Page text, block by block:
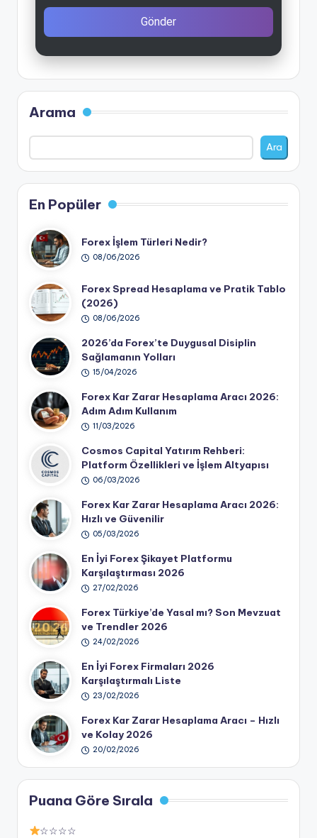
Gönder
Arama
Ara
En Popüler
Forex İşlem Türleri Nedir?
08/06/2026
Forex Spread Hesaplama ve Pratik Tablo
(2026)
08/06/2026
2026’da Forex’te Duygusal Disiplin
Sağlamanın Yolları
15/04/2026
Forex Kar Zarar Hesaplama Aracı 2026:
Adım Adım Kullanım
11/03/2026
Cosmos Capital Yatırım Rehberi:
Platform Özellikleri ve İşlem Altyapısı
06/03/2026
Forex Kar Zarar Hesaplama Aracı 2026:
Hızlı ve Güvenilir
05/03/2026
En İyi Forex Şikayet Platformu
Karşılaştırması 2026
27/02/2026
Forex Türkiye’de Yasal mı? Son Mevzuat
ve Trendler 2026
24/02/2026
En İyi Forex Firmaları 2026
Karşılaştırmalı Liste
23/02/2026
Forex Kar Zarar Hesaplama Aracı – Hızlı
ve Kolay 2026
20/02/2026
Puana Göre Sırala
☆☆☆☆